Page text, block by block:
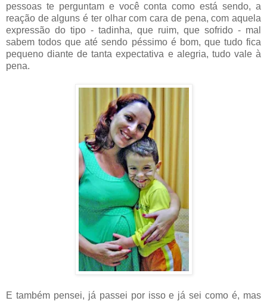
pessoas te perguntam e você conta como está sendo, a
reação de alguns é ter olhar com cara de pena, com aquela
expressão do tipo - tadinha, que ruim, que sofrido - mal
sabem todos que até sendo péssimo é bom, que tudo fica
pequeno diante de tanta expectativa e alegria, tudo vale à
pena.
E também pensei, já passei por isso e já sei como é, mas